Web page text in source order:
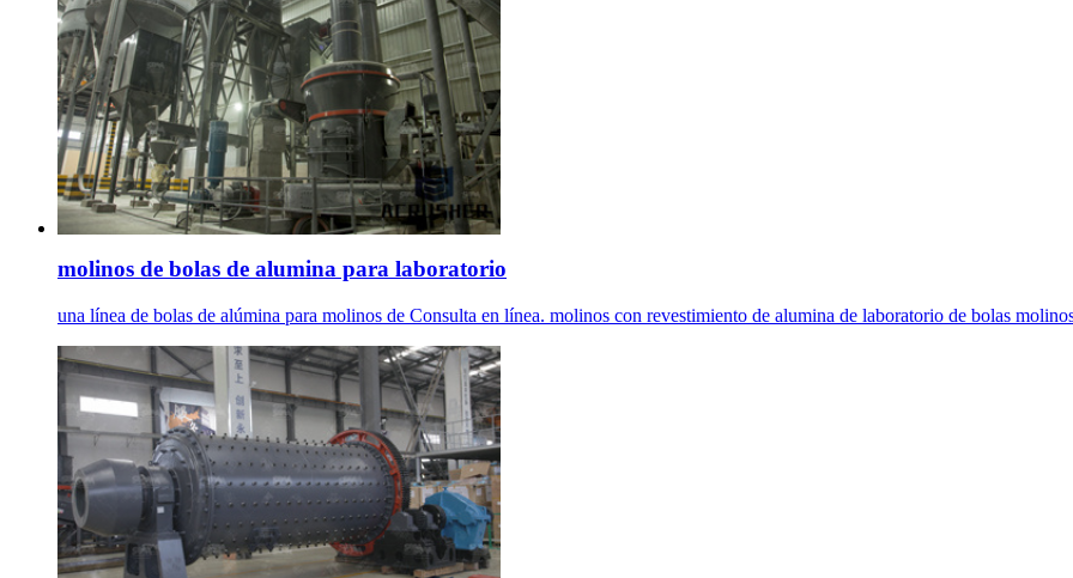
molinos de bolas de alumina para laboratorio
una línea de bolas de alúmina para molinos de Consulta en línea. molinos con revestimiento de alumina de laboratorio de bolas